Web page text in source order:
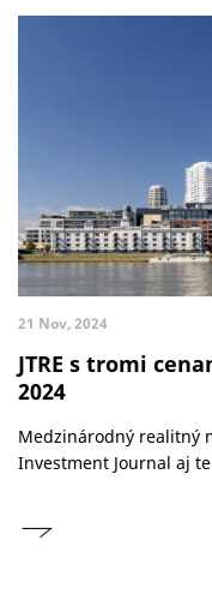
21 Nov, 2024
JTRE s tromi
2024
Medzinárodný realitný
Investment Journal aj